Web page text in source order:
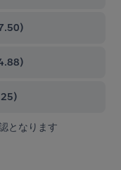
)
)
)
となります